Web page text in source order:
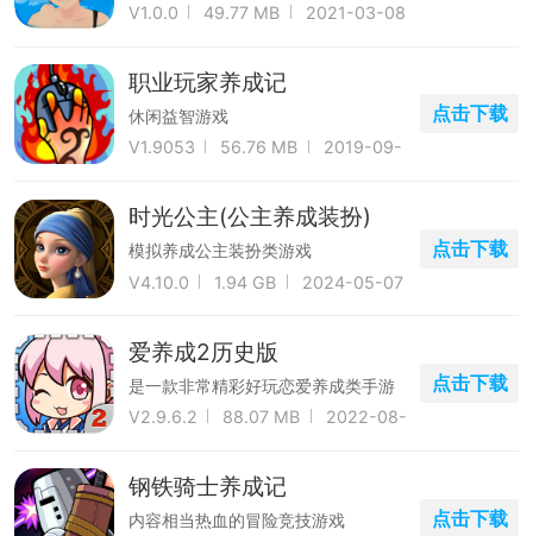
V1.0.0
49.77 MB 2021-03-08
职业玩家养成记
休闲益智游戏
V1.9053
56.76 MB
2019-09-
点击下载
时光公主(公主养成装扮)
模拟养成公主装扮类游戏
V4.10.0
1.94 GB 2024-05-07
点击下载
爱养成2历史版
是一款非常精彩好玩恋爱养成类手游
V2.9.6.2
88.07 MB
2022-08-
点击下载
钢铁骑士养成记
内容相当热血的冒险竞技游戏
点击下载